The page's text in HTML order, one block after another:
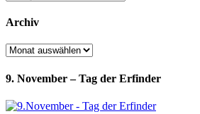
Archiv
Archiv
9. November – Tag der Erfinder